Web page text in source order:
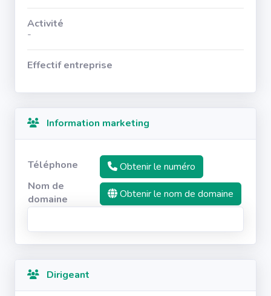
Activité
-
Effectif entreprise
Information marketing
Téléphone
Obtenir le numéro
Nom de
domaine
Obtenir le nom de domaine
Dirigeant